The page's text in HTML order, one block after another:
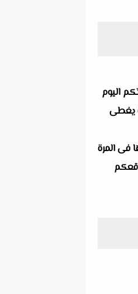
اليوم
نوير نظام حديث حيث يغطى
فى المرة